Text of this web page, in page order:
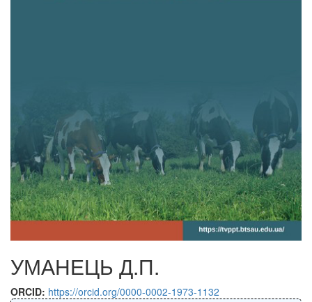
УМАНЕЦЬ Д.П.
ORCID: https://orcid.org/0000-0002-1973-1132